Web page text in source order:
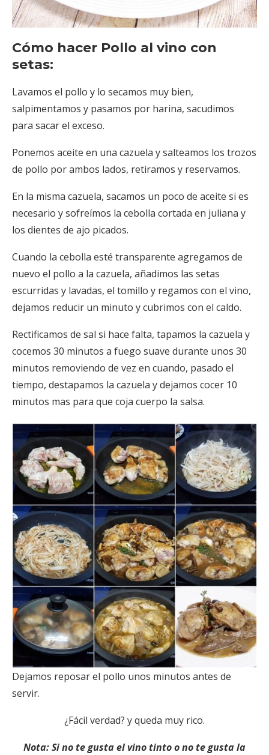
Cómo hacer Pollo al vino con
setas:
Lavamos el pollo y lo secamos muy bien,
salpimentamos y pasamos por harina, sacudimos
para sacar el exceso.
Ponemos aceite en una cazuela y salteamos los trozos
de pollo por ambos lados, retiramos y reservamos.
En la misma cazuela, sacamos un poco de aceite si es
necesario y sofreímos la cebolla cortada en juliana y
los dientes de ajo picados.
Cuando la cebolla esté transparente agregamos de
nuevo el pollo a la cazuela, añadimos las setas
escurridas y lavadas, el tomillo y regamos con el vino,
dejamos reducir un minuto y cubrimos con el caldo.
Rectificamos de sal si hace falta, tapamos la cazuela y
cocemos 30 minutos a fuego suave durante unos 30
minutos removiendo de vez en cuando, pasado el
tiempo, destapamos la cazuela y dejamos cocer 10
minutos mas para que coja cuerpo la salsa.
Dejamos reposar el pollo unos minutos antes de
servir.
¿Fácil verdad? y queda muy rico.
Nota: Si no te gusta el vino tinto o no te gusta la